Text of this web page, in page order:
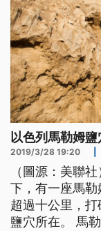
以色列馬勒姆
2019/3/28 19:20
（圖源：美聯社） 以色列在死海附近的索多瑪
下，有一座馬
超過十公里，
鹽穴所在。 馬